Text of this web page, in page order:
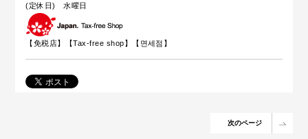
(定休日) 水曜日
【免税店】【Tax-free shop】【면세점】
次のページ